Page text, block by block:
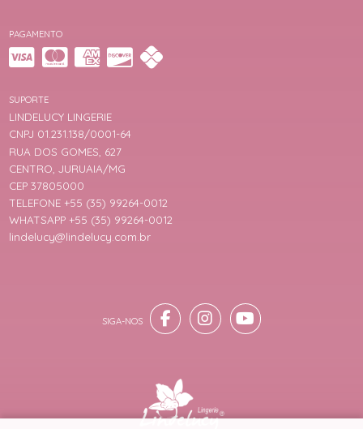
PAGAMENTO
SUPORTE
LINDELUCY LINGERIE
CNPJ 01.231.138/0001-64
RUA DOS GOMES, 627
CENTRO, JURUAIA/MG
CEP 37805000
TELEFONE +55 (35) 99264-0012
WHATSAPP +55 (35) 99264-0012
lindelucy@lindelucy.com.br